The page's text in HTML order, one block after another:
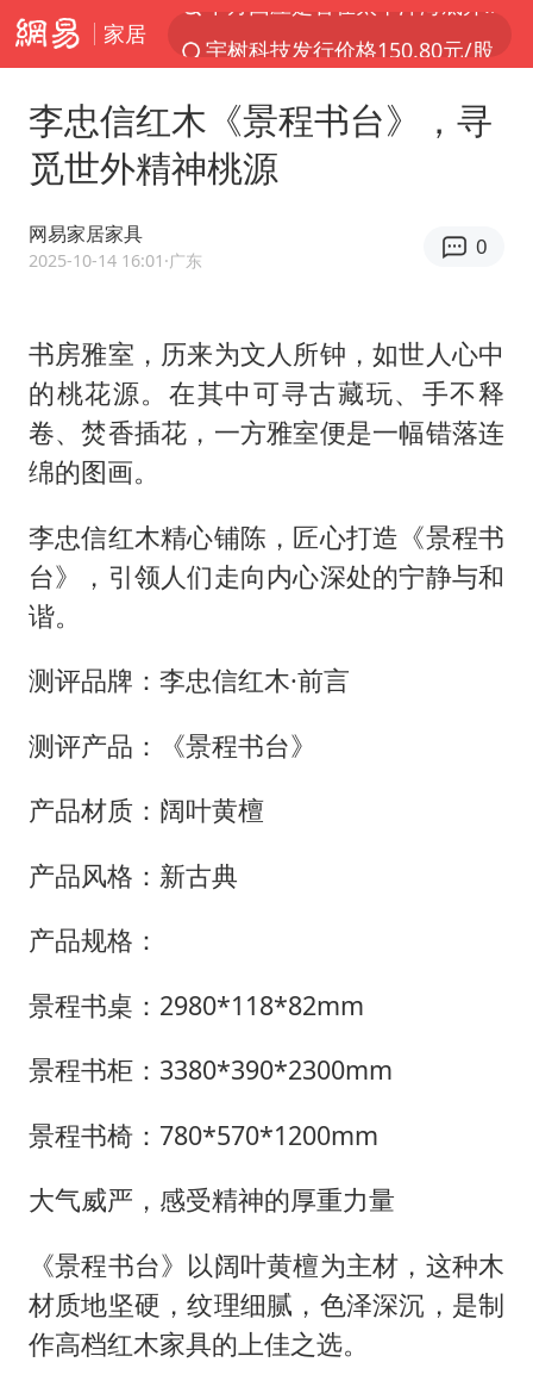
家居
宇树科技发行价格150.80元/股
吉林一“温度计大楼”读数爆表
台风白海豚影响中国已成定局
27岁女子成组织卖淫集团主犯被通缉
泰国一女公务员妆容引争议 本人回应
郑国霖回应去景区上班被保安拦下
80后女柜员逆袭成4200亿银行副行长
村民谈“梅姨”：叫的其实是“媒姨”
李忠信红木《景程书台》，寻
觅世外精神桃源
网易家居家具
2025-10-14 16:01 ·广东
0
书房雅室，历来为文人所钟，如世人心中
的桃花源。在其中可寻古藏玩、手不释
卷、焚香插花，一方雅室便是一幅错落连
绵的图画。
李忠信红木精心铺陈，匠心打造《景程书
台》，引领人们走向内心深处的宁静与和
谐。
测评品牌：李忠信红木·前言
测评产品：《景程书台》
产品材质：阔叶黄檀
产品风格：新古典
产品规格：
景程书桌：2980*118*82mm
景程书柜：3380*390*2300mm
景程书椅：780*570*1200mm
大气威严，感受精神的厚重力量
《景程书台》以阔叶黄檀为主材，这种木
材质地坚硬，纹理细腻，色泽深沉，是制
作高档红木家具的上佳之选。